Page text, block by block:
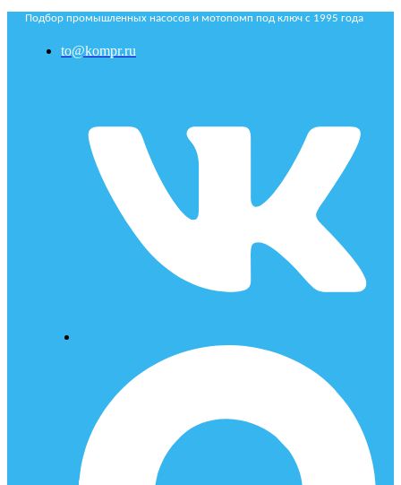
Подбор промышленных насосов и мотопомп под ключ с 1995 года
to@kompr.ru